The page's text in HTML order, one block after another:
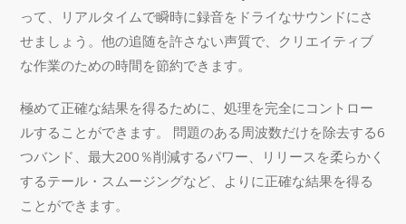
って、リアルタイムで瞬時に録音をドライなサウンドにさ
せましょう。他の追随を許さない声質で、クリエイティブ
な作業のための時間を節約できます。
極めて正確な結果を得るために、処理を完全にコントロー
ルすることができます。 問題のある周波数だけを除去する6
つバンド、最大200％削減するパワー、リリースを柔らかく
するテール・スムージングなど、よりに正確な結果を得る
ことができます。